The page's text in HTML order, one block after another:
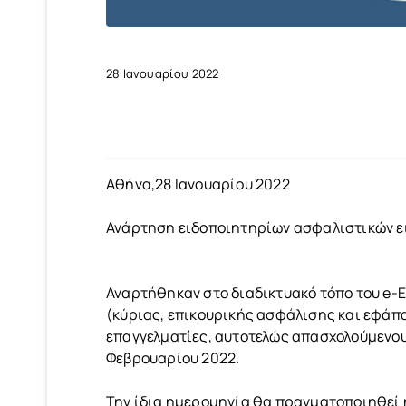
28 Ιανουαρίου 2022
Αθήνα,28 Ιανουαρίου 2022
Ανάρτηση ειδοποιητηρίων
Αναρτήθηκαν στο διαδικτυακό τόπο του
(κύριας, επικουρικής ασφάλισης και
επαγγελματίες, αυτοτελώς
Φεβρουαρίου 2022.
Την ίδια ημερομηνία θα